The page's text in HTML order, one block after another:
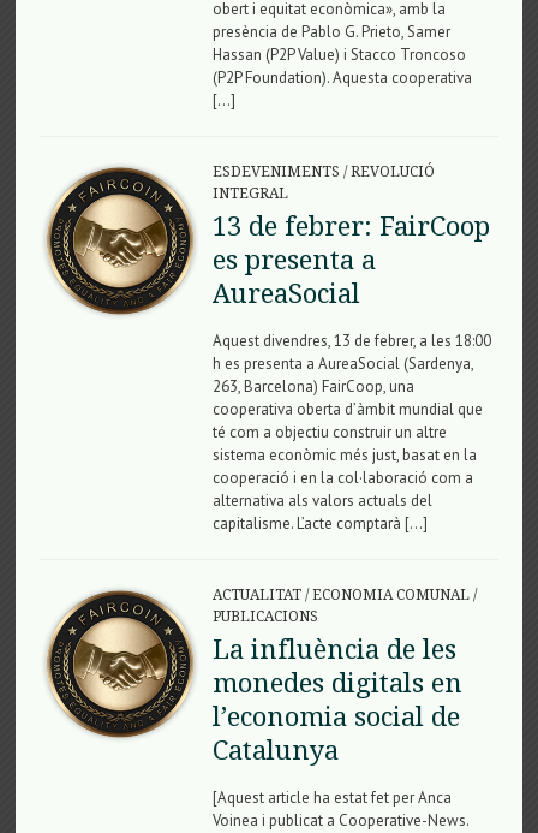
obert i equitat econòmica», amb la
presència de Pablo G. Prieto, Samer
Hassan (P2P Value) i Stacco Troncoso
(P2P Foundation). Aquesta cooperativa
[…]
ESDEVENIMENTS /REVOLUCIÓ
INTEGRAL
13 de febrer: FairCoop
es presenta a
AureaSocial
Aquest divendres, 13 de febrer, a les 18:00
h es presenta a AureaSocial (Sardenya,
263, Barcelona) FairCoop, una
cooperativa oberta d’àmbit mundial que
té com a objectiu construir un altre
sistema econòmic més just, basat en la
cooperació i en la col·laboració com a
alternativa als valors actuals del
capitalisme. L’acte comptarà […]
ACTUALITAT/ECONOMIA COMUNAL/
PUBLICACIONS
La influència de les
monedes digitals en
l’economia social de
Catalunya
[Aquest article ha estat fet per Anca
Voinea i publicat a Cooperative-News.